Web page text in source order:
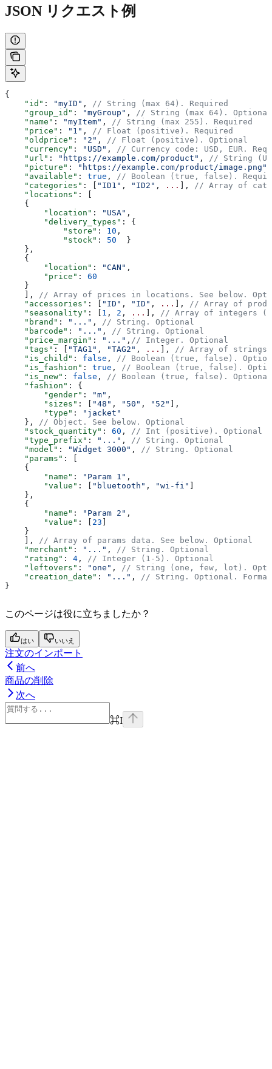
JSON リクエスト例
{
    "id"
: "myID" , // String (max 64). Required
    "group_id"
: "myGroup" , // String (max 64). Optional
    "name"
: "myItem" , // String (max 255). Required
    "price"
: "1" , // Float (positive). Required
    "oldprice"
: "2" , // Float (positive). Optional
    "currency"
: "USD" , // Currency code: USD, EUR.
    "url"
: "https://example.com/product" , // String
    "picture"
: "https://example.com/product/image.png"
    "available"
: true , // Boolean (true, false).
    "categories"
: [ "ID1" , "ID2" , ... ], // Array of
    "locations"
: [
    {
        "location"
: "USA" ,
        "delivery_types"
: {
            "store"
: 10 ,
            "stock"
: 50
  }
    },
    {
        "location"
: "CAN" ,
        "price"
: 60
    }
    ],
// Array of prices in locations. See below.
    "accessories"
: [ "ID" , "ID" , ... ], // Array of
    "seasonality"
: [ 1 , 2 , ... ], // Array of integers
    "brand"
: "..." , // String. Optional
    "barcode"
: "..." , // String. Optional
    "price_margin"
: "..." , // Integer. Optional
    "tags"
: [ "TAG1" , "TAG2" , ... ], // Array of strings.
    "is_child"
: false , // Boolean (true, false).
    "is_fashion"
: true , // Boolean (true, false).
    "is_new"
: false , // Boolean (true, false). Optional
    "fashion"
: {
        "gender"
: "m" ,
        "sizes"
: [ "48" , "50" , "52"
],
        "type"
:
"jacket"
    },
// Object. See below. Optional
    "stock_quantity"
: 60 , // Int (positive). Optional
    "type_prefix"
: "..." , // String. Optional
    "model"
: "Widget 3000" , // String. Optional
    "params"
: [
    {
        "name"
: "Param 1" ,
        "value"
: [ "bluetooth" , "wi-fi"
    },
    {
        "name"
: "Param 2" ,
        "value"
: [ 23
    }
    ],
// Array of params data. See below. Optional
    "merchant"
: "..." , // String. Optional
    "rating"
: 4 , // Integer (1-5). Optional
    "leftovers"
: "one" , // String (one, few, lot).
    "creation_date"
: "..." , // String. Optional. Format
}
このページは役に立ちましたか？
はい いいえ
注文のインポート
前へ
商品の削除
次へ
⌘I